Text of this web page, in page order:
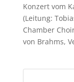
Konzert vom
(Leitung:
Chamber
von Brahms,